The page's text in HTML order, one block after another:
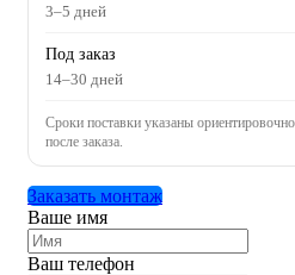
3–5 дней
Под заказ
14–30 дней
Сроки поставки указаны
после заказа.
Заказать монтаж
Ваше имя
Ваш телефон